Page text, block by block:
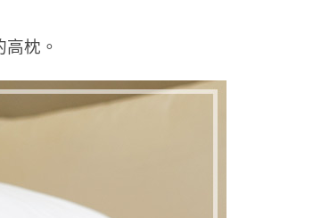
枕。